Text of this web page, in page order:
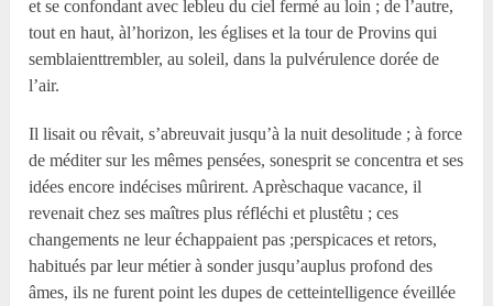
et se confondant avec lebleu du ciel fermé au loin ; de l’autre,
tout en haut, àl’horizon, les églises et la tour de Provins qui
semblaienttrembler, au soleil, dans la pulvérulence dorée de
l’air.
Il lisait ou rêvait, s’abreuvait jusqu’à la nuit desolitude ; à force
de méditer sur les mêmes pensées, sonesprit se concentra et ses
idées encore indécises mûrirent. Aprèschaque vacance, il
revenait chez ses maîtres plus réfléchi et plustêtu ; ces
changements ne leur échappaient pas ;perspicaces et retors,
habitués par leur métier à sonder jusqu’auplus profond des
âmes, ils ne furent point les dupes de cetteintelligence éveillée